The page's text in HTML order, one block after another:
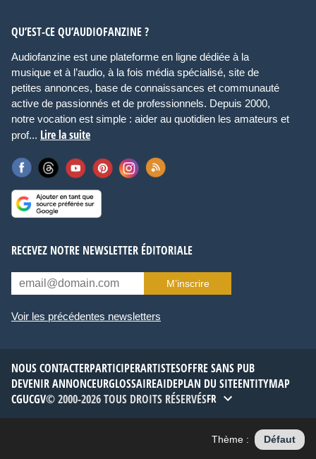
QU’EST-CE QU’AUDIOFANZINE ?
Audiofanzine est une plateforme en ligne dédiée à la
musique et à l’audio, à la fois média spécialisé, site de
petites annonces, base de connaissances et communauté
active de passionnés et de professionnels. Depuis 2000,
notre vocation est simple : aider au quotidien les amateurs et
prof... Lire la suite
RECEVEZ NOTRE NEWSLETTER ÉDITORIALE
M’inscrire
Voir les précédentes newsletters
NOUS CONTACTERPARTICIPERARTISTESOFFRE SANS PUB
DEVENIR ANNONCEURGLOSSAIREAIDEPLAN DU SITEENTITYMAP
CGUCGV© 2000-2026 TOUS DROITS RÉSERVÉSFR
Thème : Défaut